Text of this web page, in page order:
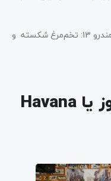
غذاهای پیشنهادی منوی رستوران تابرنا آلمندرو 13: تخم‌مرغ شکسته و
4- رستوران هاوانا بلوز یا Havana